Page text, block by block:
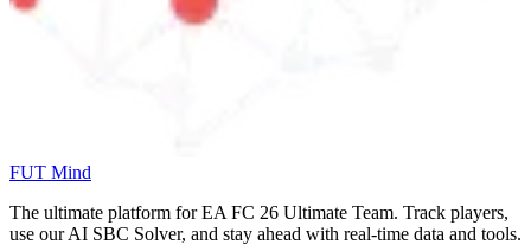
FUT Mind
The ultimate platform for EA FC 26 Ultimate Team. Track players,
use our AI SBC Solver, and stay ahead with real-time data and tools.